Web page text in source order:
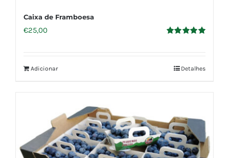
Caixa de Framboesa
€25,00
Adicionar Detalhes